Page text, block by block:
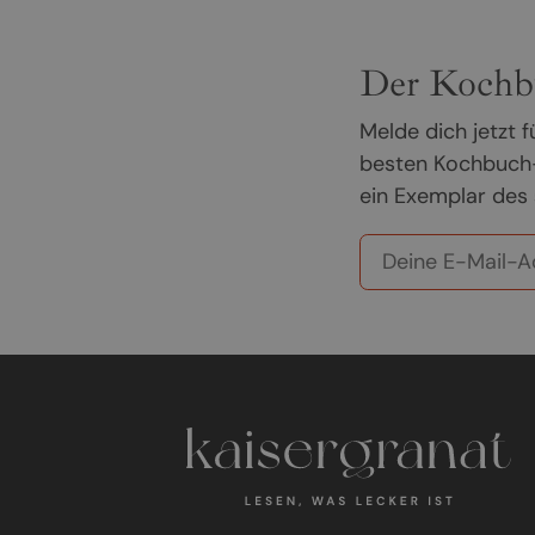
Der
Melde dich jetzt
besten
ein Exemplar